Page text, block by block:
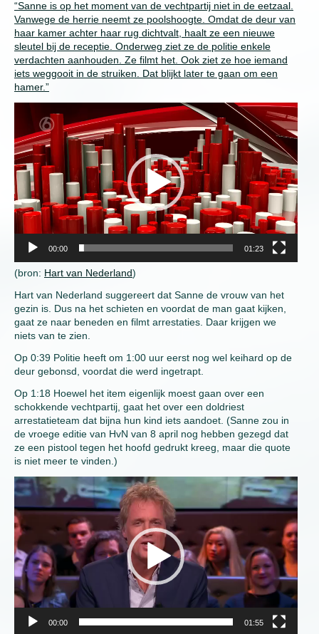
“Sanne is op het moment van de vechtpartij niet in de eetzaal.
Vanwege de herrie neemt ze poolshoogte. Omdat de deur van
haar kamer achter haar rug dichtvalt, haalt ze een nieuwe
sleutel bij de receptie. Onderweg ziet ze de politie enkele
verdachten aanhouden. Ze filmt het. Ook ziet ze hoe iemand
iets weggooit in de struiken. Dat blijkt later te gaan om een
hamer.”
Player
00:00 01:23
(bron: Hart van Nederland)
Hart van Nederland suggereert dat Sanne de vrouw van het
gezin is. Dus na het schieten en voordat de man gaat kijken,
gaat ze naar beneden en filmt arrestaties. Daar krijgen we
niets van te zien.
Op 0:39 Politie heeft om 1:00 uur eerst nog wel keihard op de
deur gebonsd, voordat die werd ingetrapt.
Op 1:18 Hoewel het item eigenlijk moest gaan over een
schokkende vechtpartij, gaat het over een doldriest
arrestatieteam dat bijna hun kind iets aandoet. (Sanne zou in
de vroege editie van HvN van 8 april nog hebben gezegd dat
ze een pistool tegen het hoofd gedrukt kreeg, maar die quote
is niet meer te vinden.)
Video
Player
00:00 01:55